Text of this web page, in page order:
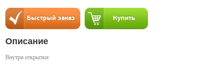
Описание
Внутри открытки: